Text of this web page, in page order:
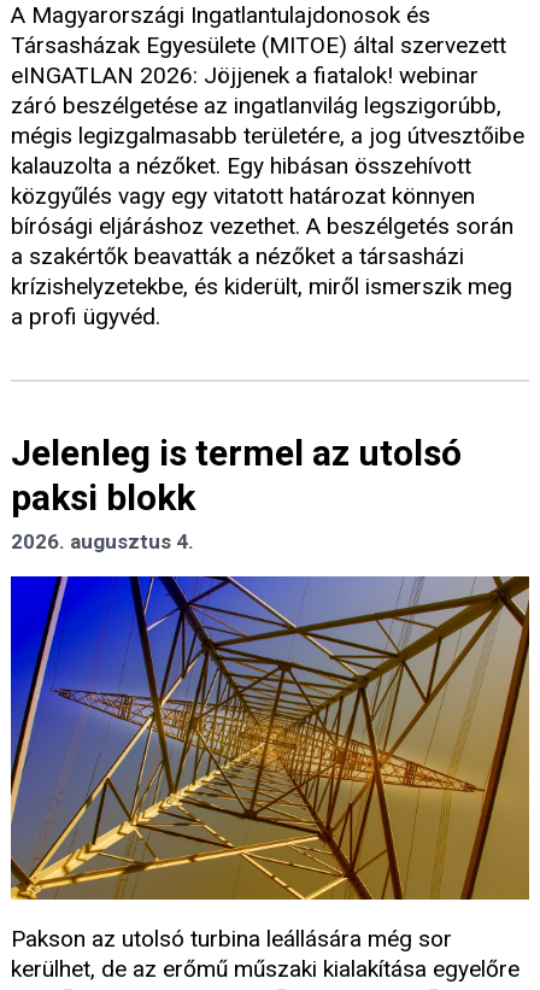
A Magyarországi Ingatlantulajdonosok és
Társasházak Egyesülete (MITOE) által szervezett
eINGATLAN 2026: Jöjjenek a fiatalok! webinar
záró beszélgetése az ingatlanvilág legszigorúbb,
mégis legizgalmasabb területére, a jog útvesztőibe
kalauzolta a nézőket. Egy hibásan összehívott
közgyűlés vagy egy vitatott határozat könnyen
bírósági eljáráshoz vezethet. A beszélgetés során
a szakértők beavatták a nézőket a társasházi
krízishelyzetekbe, és kiderült, miről ismerszik meg
a profi ügyvéd.
Jelenleg is termel az utolsó
paksi blokk
2026. augusztus 4.
Pakson az utolsó turbina leállására még sor
kerülhet, de az erőmű műszaki kialakítása egyelőre